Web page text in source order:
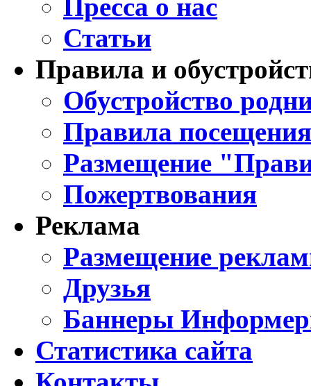
Пресса о нас
Статьи
Правила и
Обустройство
Правила
Размещение
Пожертвования
Реклама
Размещение
Друзья
Баннеры
Статистика сайта